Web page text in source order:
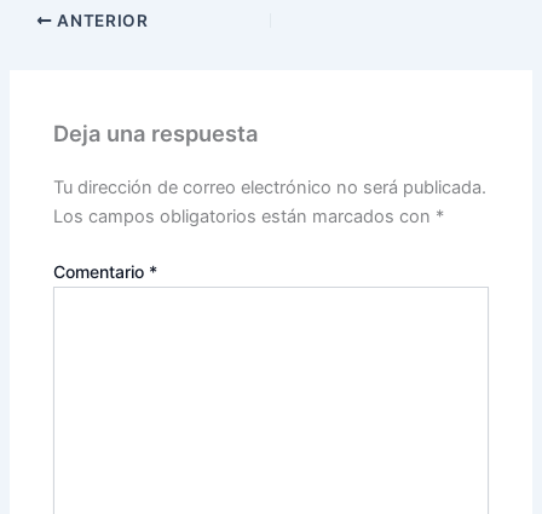
ANTERIOR
Deja una respuesta
Tu dirección de correo electrónico no será publicada.
Los campos obligatorios están marcados con *
Comentario *